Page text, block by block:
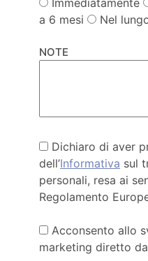
Immediatamente
a 6 mesi
Nel
NOTE
Dichiaro di aver
dell’Informativa sul
personali, resa ai
Regolamento
Acconsento allo
marketing diretto